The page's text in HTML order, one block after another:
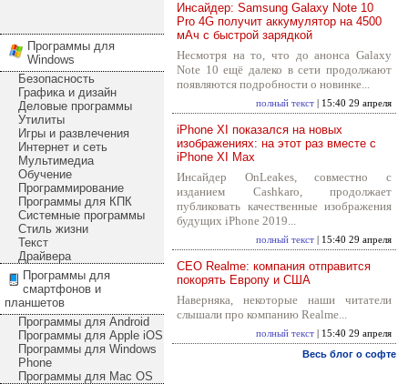
Программы для
Windows
Безопасность
Графика и дизайн
Деловые программы
Утилиты
Игры и развлечения
Интернет и сеть
Мультимедиа
Обучение
Программирование
Программы для КПК
Системные программы
Стиль жизни
Текст
Драйвера
Программы для
смартфонов и
планшетов
Программы для Android
Программы для Apple iOS
Программы для Windows
Phone
Программы для Mac OS
Инсайдер: Samsung Galaxy Note 10
Pro 4G получит аккумулятор на 4500
мАч с быстрой зарядкой
Несмотря на то, что до анонса Galaxy
Note 10 ещё далеко в сети продолжают
появляются подробности о новинке...
полный текст | 15:40 29 апреля
iPhone XI показался на новых
изображениях: на этот раз вместе с
iPhone XI Max
Инсайдер OnLeakes, совместно с
изданием Cashkaro, продолжает
публиковать качественные изображения
будущих iPhone 2019...
полный текст | 15:40 29 апреля
CEO Realme: компания отправится
покорять Европу и США
Наверняка, некоторые наши читатели
слышали про компанию Realme...
полный текст | 15:40 29 апреля
Весь блог о софте